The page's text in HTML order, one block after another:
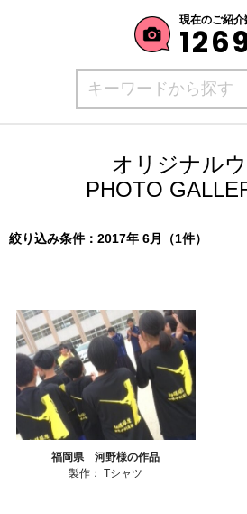
現在のご紹介
オリジナル
PHOTO
絞り込み条件：2017年 6月（1件）
福岡県 河野様の作品
製作： Tシャツ